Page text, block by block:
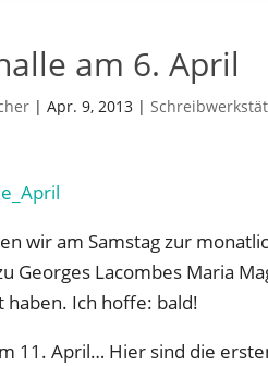
am 6. April
|Apr. 9, 2013 |
wir am Samstag zur
Georges Lacombes Maria
haben. Ich hoffe: bald!
11. April… Hier sind die